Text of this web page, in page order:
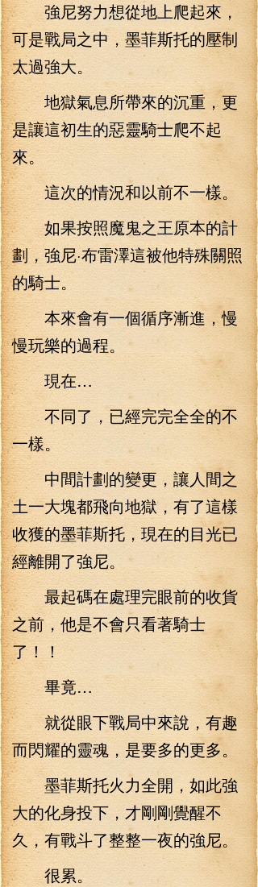
強尼努力想從地上爬起來，
可是戰局之中，墨菲斯托的壓制
太過強大。
地獄氣息所帶來的沉重，更
是讓這初生的惡靈騎士爬不起
來。
這次的情況和以前不一樣。
如果按照魔鬼之王原本的計
劃，強尼·布雷澤這被他特殊關照
的騎士。
本來會有一個循序漸進，慢
慢玩樂的過程。
現在…
不同了，已經完完全全的不
一樣。
中間計劃的變更，讓人間之
土一大塊都飛向地獄，有了這樣
收獲的墨菲斯托，現在的目光已
經離開了強尼。
最起碼在處理完眼前的收貨
之前，他是不會只看著騎士
了！！
畢竟…
就從眼下戰局中來說，有趣
而閃耀的靈魂，是要多的更多。
墨菲斯托火力全開，如此強
大的化身投下，才剛剛覺醒不
久，有戰斗了整整一夜的強尼。
很累。